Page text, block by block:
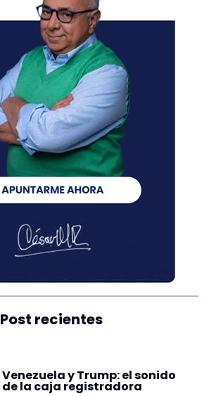
Post recientes
Venezuela y Trump: el sonido
de la caja registradora